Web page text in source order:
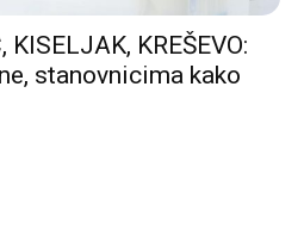
KISELJAK, KREŠEVO:
stanovnicima kako